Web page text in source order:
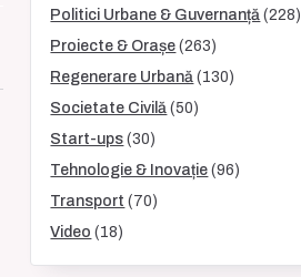
Politici Urbane & Guvernanță (228)
Proiecte & Orașe (263)
Regenerare Urbană (130)
Societate Civilă (50)
Start-ups (30)
Tehnologie & Inovație (96)
Transport (70)
Video (18)